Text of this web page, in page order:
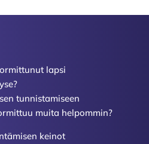
lapsi
tunnistamiseen
muita helpommin?
keinot